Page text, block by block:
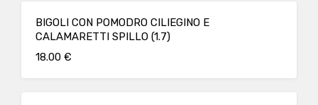
BIGOLI CON POMODRO CILIEGINO E
CALAMARETTI SPILLO (1.7)
18.00 €